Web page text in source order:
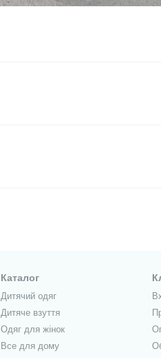
Каталог
Дитячий одяг
Дитяче взуття
Одяг для жінок
Все для дому